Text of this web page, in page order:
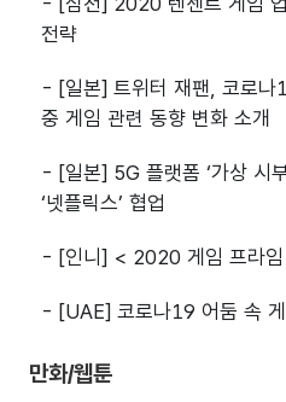
전략
- [일본] 트위터 재팬, 코로나
중 게임 관련 동향 변화 소개
- [일본] 5G 플랫폼 ‘가상 시
‘넷플릭스’ 협업
- [인니] < 2020 게임 프라임
- [UAE] 코로나19 어둠 속
만화/웹툰